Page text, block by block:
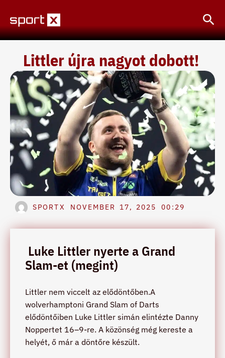
content
Littler újra nagyot dobott!
SPORTX NOVEMBER 17, 2025 00:29
Luke Littler nyerte a Grand
Slam-et (megint)
Littler nem viccelt az elődöntőben.A
wolverhamptoni Grand Slam of Darts
elődöntőiben Luke Littler simán elintézte Danny
Noppertet 16–9-re. A közönség még kereste a
helyét, ő már a döntőre készült.